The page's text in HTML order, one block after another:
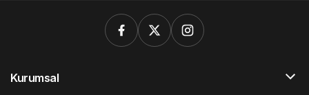
Kurumsal